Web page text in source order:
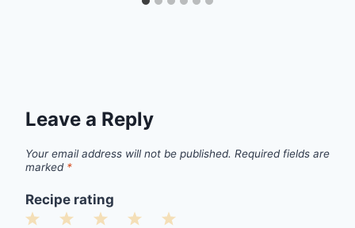
Leave a Reply
Your email address will not be published. Required fields are
marked *
Recipe rating